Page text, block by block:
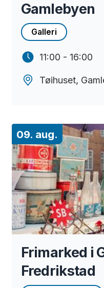
Gamlebyen
Galleri
11:00 - 16:00
Tøihuset,
09. aug.
Frimarked i
Fredrikstad